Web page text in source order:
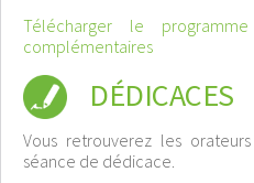
Télécharger le
complémentaires
DÉDICACES
Vous retrouverez les
séance de dédicace.